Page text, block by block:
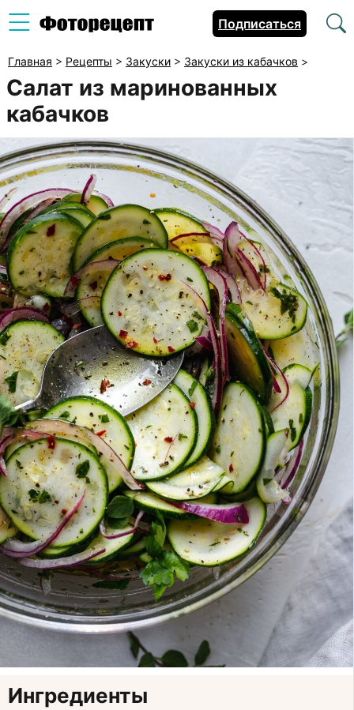
Подписаться
Главная > Рецепты > Закуски > Закуски из кабачков >
Салат из маринованных
кабачков
Ингредиенты